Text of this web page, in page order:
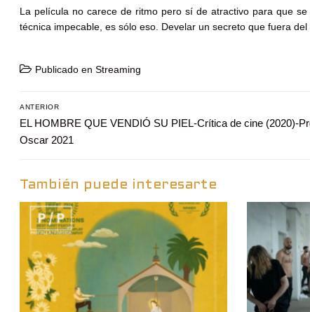
La película no carece de ritmo pero sí de atractivo para que
técnica impecable, es sólo eso. Develar un secreto que fuera
Publicado en Streaming
Navegación
de
ANTERIOR
Entrada
anterior:
EL HOMBRE QUE VENDIÓ SU PIEL-Crítica de cine (2020)-
Oscar 2021
También puede interesarte